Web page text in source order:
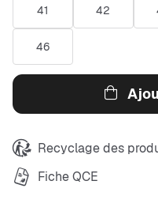
41 42
46
Recyclage des
Fiche QCE